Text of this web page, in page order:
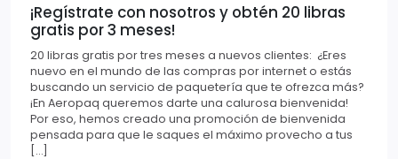
¡Regístrate con nosotros y obtén 20 libras
gratis por 3 meses!
20 libras gratis por tres meses a nuevos clientes: ¿Eres
nuevo en el mundo de las compras por internet o estás
buscando un servicio de paquetería que te ofrezca más?
¡En Aeropaq queremos darte una calurosa bienvenida!
Por eso, hemos creado una promoción de bienvenida
pensada para que le saques el máximo provecho a tus
[…]